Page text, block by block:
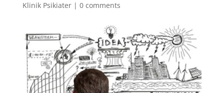
Klinik Psikiater| 0 comments